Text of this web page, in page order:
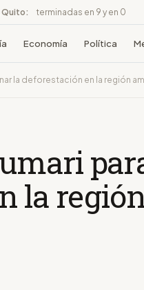
Quito: terminadas en 9 y en 0
Economía Política
la deforestación en la región
la